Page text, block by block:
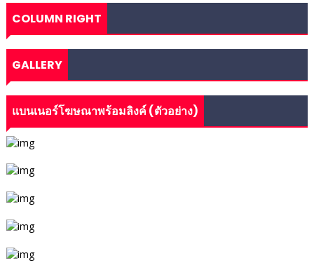
COLUMN RIGHT
GALLERY
แบนเนอร์โฆษณาพร้อมลิงค์ (ตัวอย่าง)